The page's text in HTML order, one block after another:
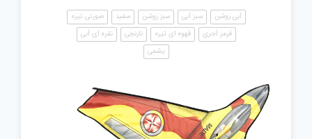
آبی روشن سبز آبی سبز روشن سفید
صورتی تیره
قرمز آجری
قهوه ای تیره نارنجی
نقره ای آبی
یشمی